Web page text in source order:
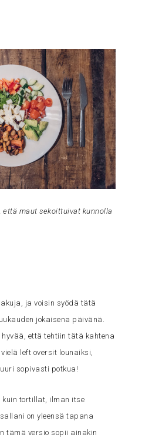
että maut sekoittuivat kunnolla
ja voisin syödä tätä
jokaisena päivänä.
että tehtiin tätä kahtena
left oversit lounaiksi,
sopivasti potkua!
kuin tortillat, ilman itse
on yleensä tapana
tämä versio sopii ainakin